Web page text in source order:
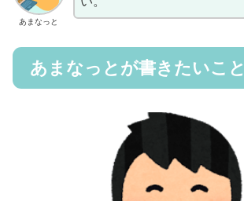
あまなっと
あまなっとが書きたいこと